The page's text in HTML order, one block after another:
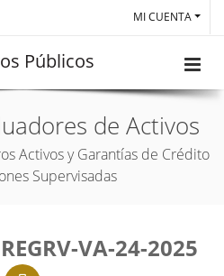
MI CUENTA
Públicos
de Activos
Activos y Garantías de Crédito
Supervisadas
REGRV-VA-24-2025